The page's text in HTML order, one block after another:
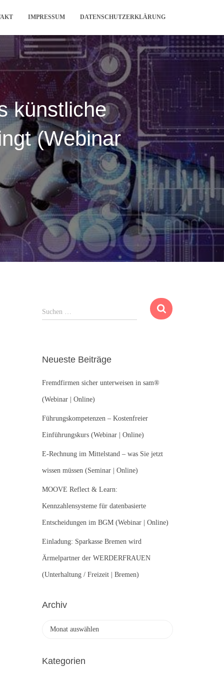
IMPRESSUM DATENSCHUTZERKLÄRUNG
künstliche
(Webinar
u
n
a
c
:
Suchen …
Neueste Beiträge
Fremdfirmen sicher unterweisen in sam®
(Webinar | Online)
Führungskompetenzen – Kostenfreier
Einführungskurs (Webinar | Online)
E-Rechnung im Mittelstand – was Sie jetzt
wissen müssen (Seminar | Online)
MOOVE Reflect & Learn:
Kennzahlensysteme für datenbasierte
Entscheidungen im BGM (Webinar | Online)
Einladung: Sparkasse Bremen wird
Ärmelpartner der WERDERFRAUEN
(Unterhaltung / Freizeit | Bremen)
Archiv
h
Kategorien